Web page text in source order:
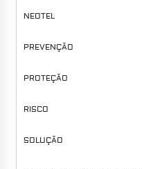
NEOTEL
PREVENÇÃO
PROTEÇÃO
RISCO
SOLUÇÃO